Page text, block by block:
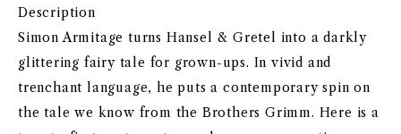
Description
Simon Armitage turns Hansel & Gretel into a darkly
glittering fairy tale for grown-ups. In vivid and
trenchant language, he puts a contemporary spin on
the tale we know from the Brothers Grimm. Here is a